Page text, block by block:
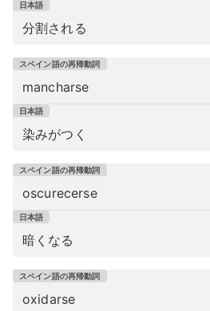
分割される
mancharse
染みがつく
oscurecerse
暗くなる
oxidarse